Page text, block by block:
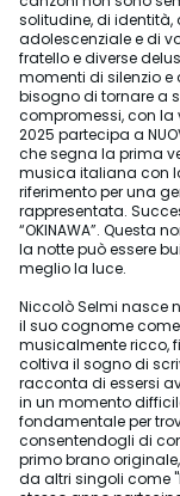
solitudine, di
adolescenziale e di
fratello e diverse
momenti di silenzio e
bisogno di tornare a
compromessi, con la
2025 partecipa a
che segna la prima
musica italiana con
riferimento per una
rappresentata.
“OKINAWA”. Questa
la notte può essere
meglio la luce.
Niccolò Selmi nasce
il suo cognome
musicalmente ricco,
coltiva il sogno di
racconta di essersi
in un momento
fondamentale per
consentendogli di
primo brano
da altri singoli come